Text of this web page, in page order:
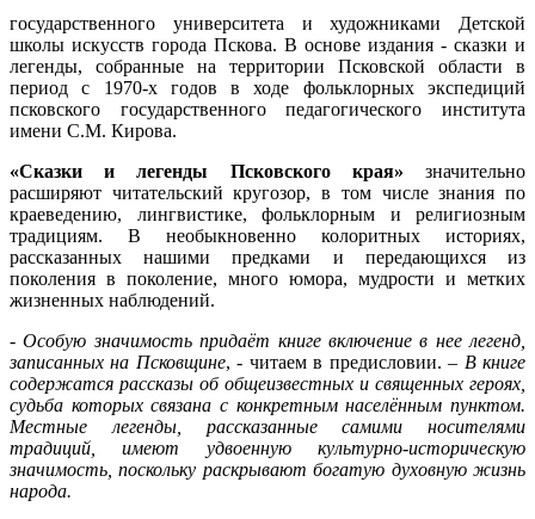
государственного университета и художниками Детской
школы искусств города Пскова. В основе издания - сказки и
легенды, собранные на территории Псковской области в
период с 1970-х годов в ходе фольклорных экспедиций
псковского государственного педагогического института
имени С.М. Кирова.
«Сказки и легенды Псковского края» значительно
расширяют читательский кругозор, в том числе знания по
краеведению, лингвистике, фольклорным и религиозным
традициям. В необыкновенно колоритных историях,
рассказанных нашими предками и передающихся из
поколения в поколение, много юмора, мудрости и метких
жизненных наблюдений.
-Особую значимость придаёт книге включение в нее легенд,
записанных на Псковщине, - читаем в предисловии. – В книге
содержатся рассказы об общеизвестных и священных героях,
судьба которых связана с конкретным населённым пунктом.
Местные легенды, рассказанные самими носителями
традиций, имеют удвоенную культурно-историческую
значимость, поскольку раскрывают богатую духовную жизнь
народа.